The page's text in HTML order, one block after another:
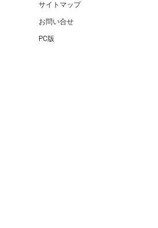
サイトマップ
お問い合せ
PC版